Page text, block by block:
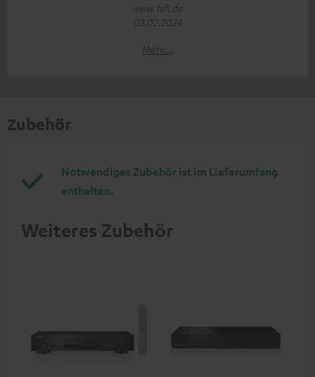
www.hifi.de
03.02.2024
Mehr...
Zubehör
Notwendiges Zubehör ist im Lieferumfang
enthalten.
Weiteres Zubehör